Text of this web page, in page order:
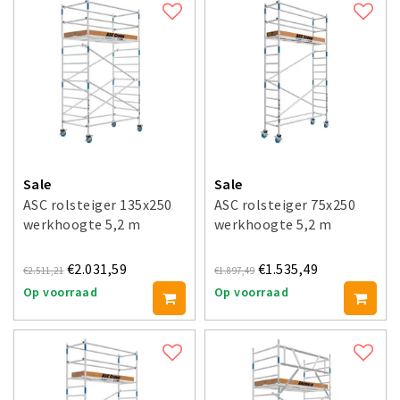
Sale
ASC rolsteiger 135x250
werkhoogte 5,2 m
€2.511,21 €2.031,59
Op voorraad
Sale
ASC rolsteiger 75x250
werkhoogte 5,2 m
€1.897,49 €1.535,49
Op voorraad